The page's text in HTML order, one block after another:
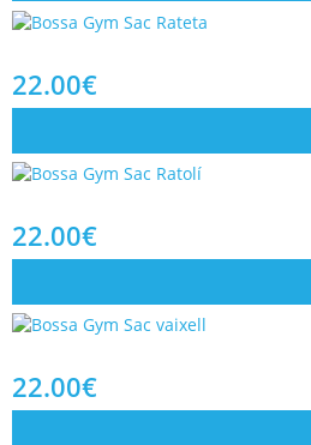
22.00€
22.00€
22.00€